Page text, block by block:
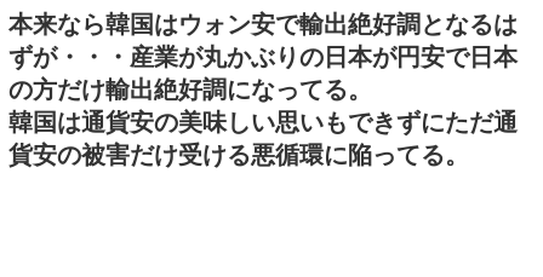
本来なら韓国はウォン安で輸出絶好調となるは
ずが・・・産業が丸かぶりの日本が円安で日本
の方だけ輸出絶好調になってる。
韓国は通貨安の美味しい思いもできずにただ通
貨安の被害だけ受ける悪循環に陥ってる。